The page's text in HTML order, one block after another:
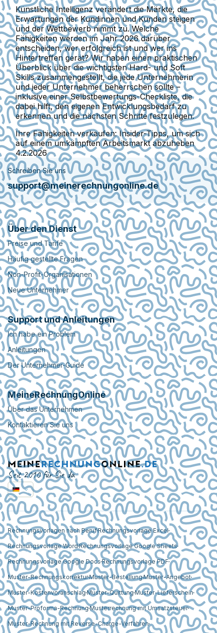
Künstliche Intelligenz verändert die Märkte, die
Erwartungen der Kundinnen und Kunden steigen
und der Wettbewerb nimmt zu. Welche
Fähigkeiten werden im Jahr 2026 darüber
entscheiden, wer erfolgreich ist und wer ins
Hintertreffen gerät? Wir haben einen praktischen
Überblick über die wichtigsten Hard- und Soft
Skills zusammengestellt, die jede Unternehmerin
und jeder Unternehmer beherrschen sollte –
inklusive einer Selbstbewertungs-Checkliste, die
dabei hilft, den eigenen Entwicklungsbedarf zu
erkennen und die nächsten Schritte festzulegen.
Ihre Fähigkeiten verkaufen: Insider-Tipps, um sich
auf einem umkämpften Arbeitsmarkt abzuheben
4.2.2026
Schreiben Sie uns
support@meinerechnungonline.de
Über den Dienst
Preise und Tarife
Häufig gestellte Fragen
Non-Profit-Organisationen
Neue Unternehmer
Support und Anleitungen
Ich habe ein Problem
Anleitungen
Der Unternehmer-Guide
MeineRechnungOnline
Über das Unternehmen
Kontaktieren Sie uns
Seit 2010 für Sie da
Rechnungsvorlagen nach BerufRechnungsvorlage Excel
Rechnungsvorlage WordRechnungsvorlage Google Sheets
Rechnungsvorlage Google Docs Rechnungsvorlage PDF
Muster-RechnungskorrekturMuster-BestellungMuster-Angebot
Muster-Kostenvoranschlag Muster-Quittung Muster-Lieferschein
Muster-Proforma-RechnungMusterrechnung mit Umsatzsteuer
Muster-Rechnung mit Reverse-Charge-Verfahren